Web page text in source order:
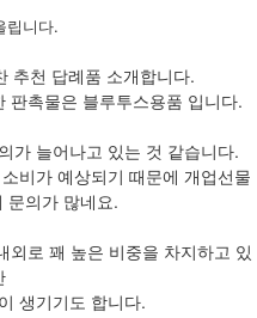
립니다.
추천 답례품 소개합니다.
판촉물은 블루투스용품 입니다.
가 늘어나고 있는 것 같습니다.
비가 예상되기 때문에 개업선물
문의가 많네요.
로 꽤 높은 비중을 차지하고 있
생기기도 합니다.